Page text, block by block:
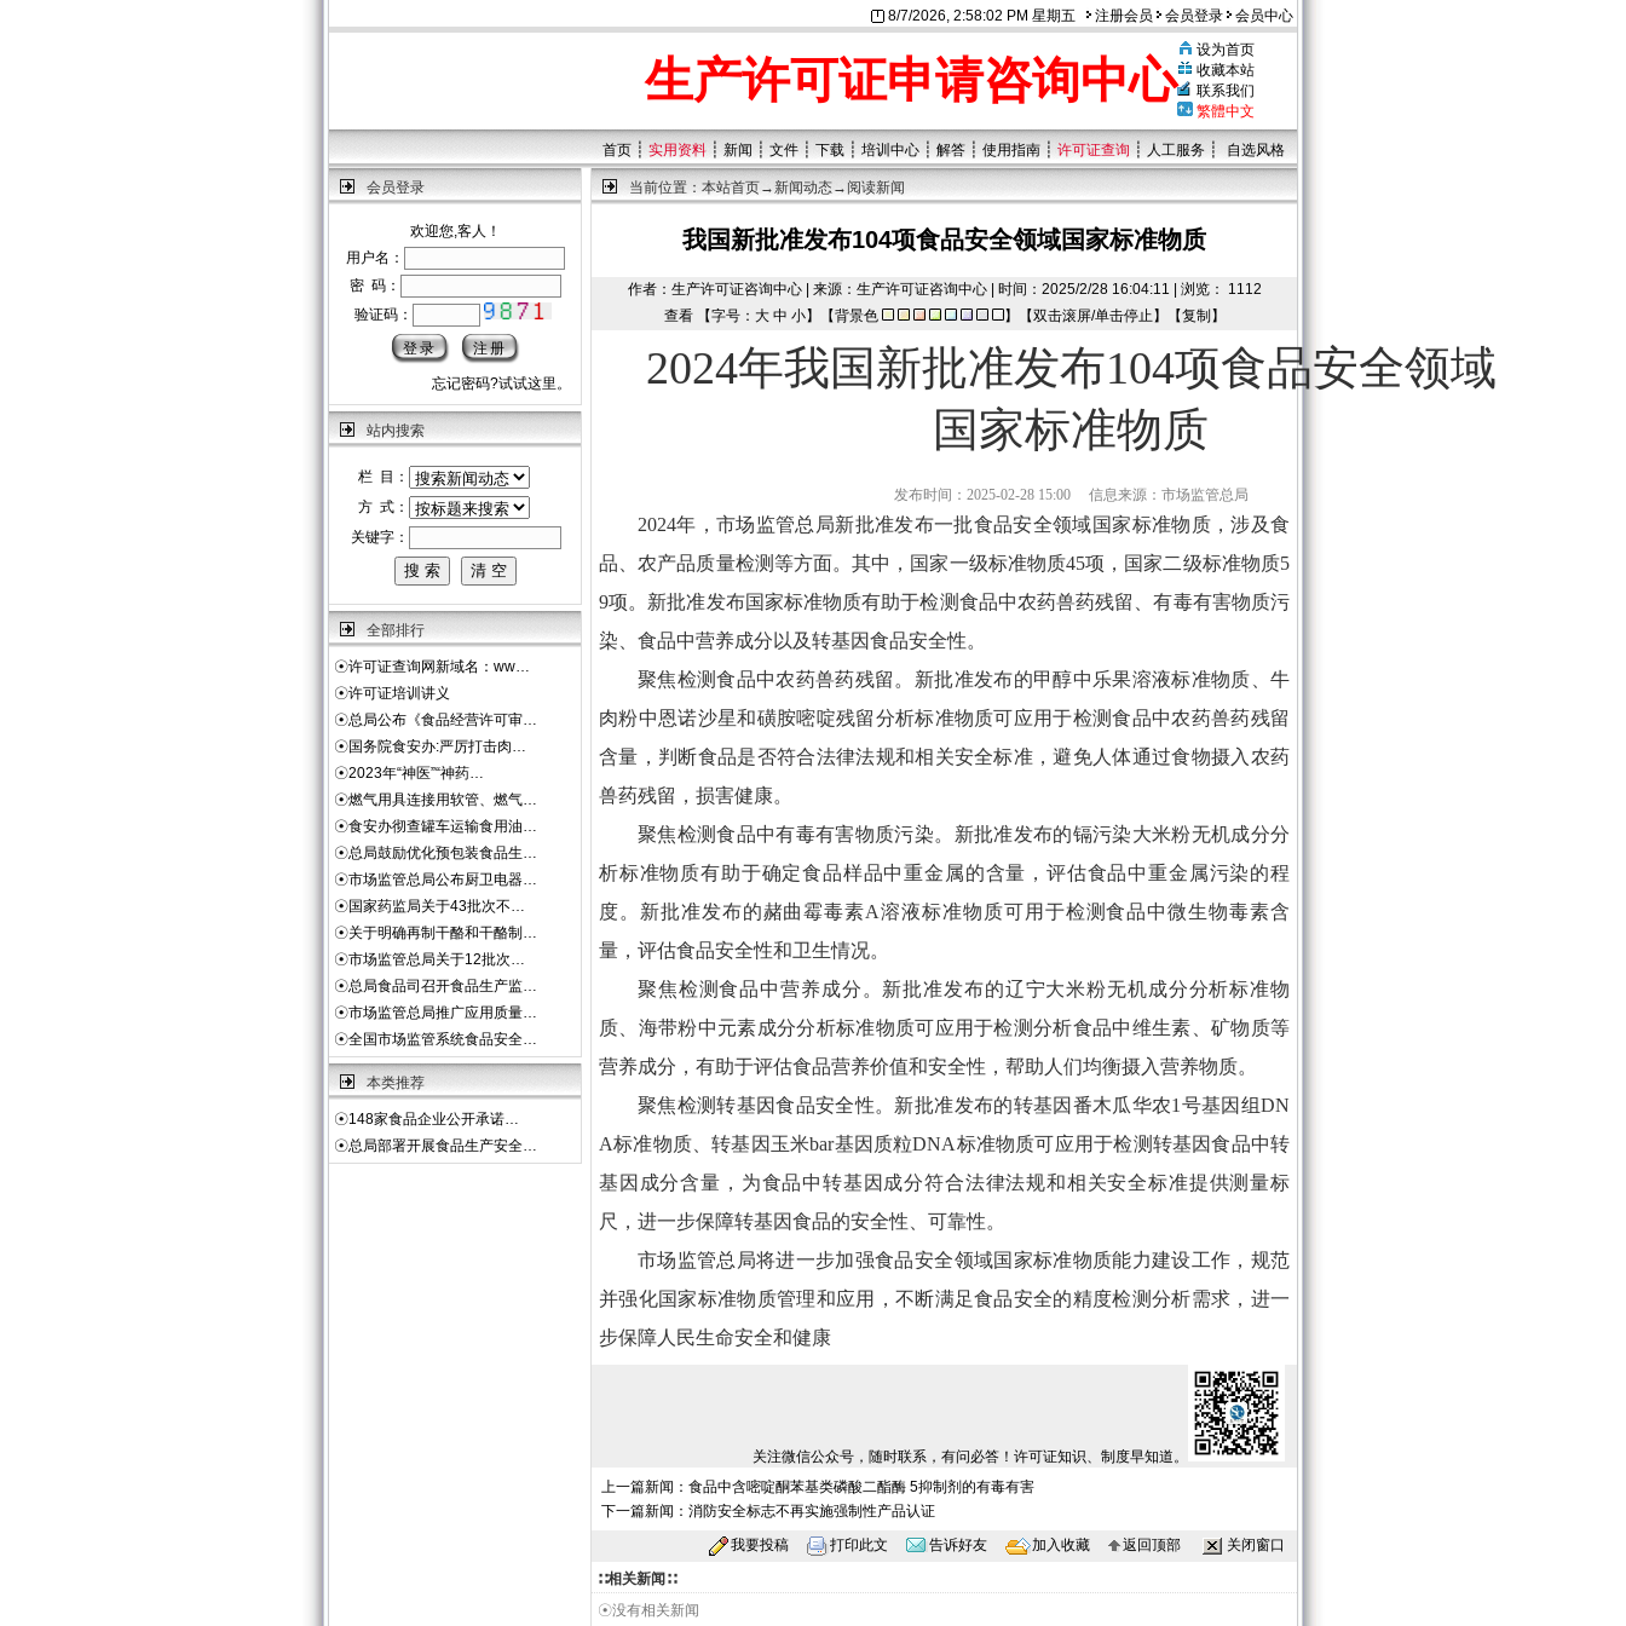
8/7/2026, 2:58:02 PM 星期五 注册会员 会员登录 会员中心
生产许可证申请咨询中心
设为首页
收藏本站
联系我们
繁體中文
首页 ┊ 实用资料 ┊ 新闻 ┊ 文件 ┊ 下载 ┊ 培训中心 ┊ 解答 ┊ 使用指南 ┊ 许可证查询 ┊ 人工服务 ┊ 自选风格
会员登录
欢迎您,客人！
用户名：
密 码：
验证码：
忘记密码?试试这里。
站内搜索
栏 目：
方 式：
关键字：
全部排行
☉许可证查询网新域名：ww…
☉许可证培训讲义
☉总局公布《食品经营许可审…
☉国务院食安办:严厉打击肉…
☉2023年“神医”“神药…
☉燃气用具连接用软管、燃气…
☉食安办彻查罐车运输食用油…
☉总局鼓励优化预包装食品生…
☉市场监管总局公布厨卫电器…
☉国家药监局关于43批次不…
☉关于明确再制干酪和干酪制…
☉市场监管总局关于12批次…
☉总局食品司召开食品生产监…
☉市场监管总局推广应用质量…
☉全国市场监管系统食品安全…
本类推荐
☉148家食品企业公开承诺…
☉总局部署开展食品生产安全…
当前位置： 本站首页→新闻动态→阅读新闻
我国新批准发布104项食品安全领域国家标准物质
作者：生产许可证咨询中心 | 来源：生产许可证咨询中心 | 时间：2025/2/28 16:04:11 | 浏览： 1112
查看 【字号： 大 中 小】【背景色 】【双击滚屏/单击停止】【复制 】
2024年我国新批准发布104项食品安全领域
国家标准物质
发布时间：2025-02-28 15:00 信息来源：市场监管总局
2024年，市场监管总局新批准发布一批食品安全领域国家标准物质，涉及食
品、农产品质量检测等方面。其中，国家一级标准物质45项，国家二级标准物质5
9项。新批准发布国家标准物质有助于检测食品中农药兽药残留、有毒有害物质污
染、食品中营养成分以及转基因食品安全性。
聚焦检测食品中农药兽药残留。新批准发布的甲醇中乐果溶液标准物质、牛
肉粉中恩诺沙星和磺胺嘧啶残留分析标准物质可应用于检测食品中农药兽药残留
含量，判断食品是否符合法律法规和相关安全标准，避免人体通过食物摄入农药
兽药残留，损害健康。
聚焦检测食品中有毒有害物质污染。新批准发布的镉污染大米粉无机成分分
析标准物质有助于确定食品样品中重金属的含量，评估食品中重金属污染的程
度。新批准发布的赭曲霉毒素A溶液标准物质可用于检测食品中微生物毒素含
量，评估食品安全性和卫生情况。
聚焦检测食品中营养成分。新批准发布的辽宁大米粉无机成分分析标准物
质、海带粉中元素成分分析标准物质可应用于检测分析食品中维生素、矿物质等
营养成分，有助于评估食品营养价值和安全性，帮助人们均衡摄入营养物质。
聚焦检测转基因食品安全性。新批准发布的转基因番木瓜华农1号基因组DN
A标准物质、转基因玉米bar基因质粒DNA标准物质可应用于检测转基因食品中转
基因成分含量，为食品中转基因成分符合法律法规和相关安全标准提供测量标
尺，进一步保障转基因食品的安全性、可靠性。
市场监管总局将进一步加强食品安全领域国家标准物质能力建设工作，规范
并强化国家标准物质管理和应用，不断满足食品安全的精度检测分析需求，进一
步保障人民生命安全和健康
关注微信公众号，随时联系，有问必答！许可证知识、制度早知道。
上一篇新闻： 食品中含嘧啶酮苯基类磷酸二酯酶 5抑制剂的有毒有害
下一篇新闻： 消防安全标志不再实施强制性产品认证
我要投稿 打印此文 告诉好友 加入收藏 返回顶部
关闭窗口
∷相关新闻∷
☉没有相关新闻